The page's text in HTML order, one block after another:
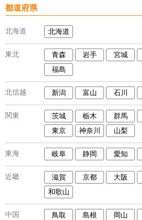
都道府県
北海道 北海道
東北 青森 岩手 宮城
福島
北信越 新潟 富山 石川
関東 茨城 栃木 群馬
東京
神奈川 山梨
東海 岐阜 静岡 愛知
近畿 滋賀 京都 大阪
和歌山
中国 鳥取 島根 岡山